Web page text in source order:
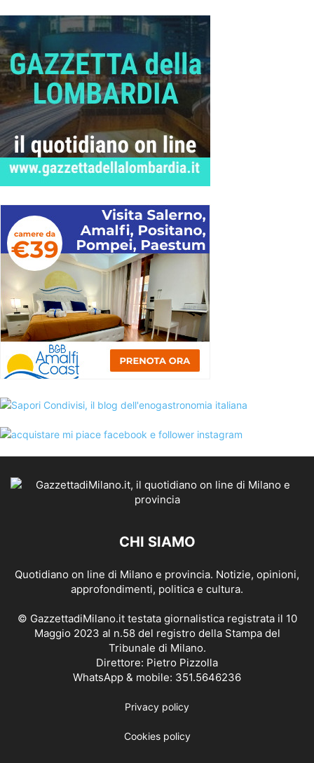
CHI SIAMO
Quotidiano on line di Milano e provincia. Notizie, opinioni,
approfondimenti, politica e cultura.
© GazzettadiMilano.it testata giornalistica registrata il 10
Maggio 2023 al n.58 del registro della Stampa del
Tribunale di Milano.
Direttore: Pietro Pizzolla
WhatsApp & mobile: 351.5646236
Privacy policy
Cookies policy